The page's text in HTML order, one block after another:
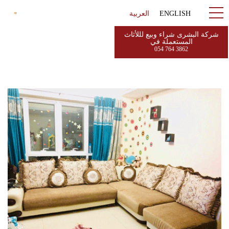
العربية ENGLISH
شركة البشرى شراء وبيع لللأثاث
المستعملة في
054 764 3862